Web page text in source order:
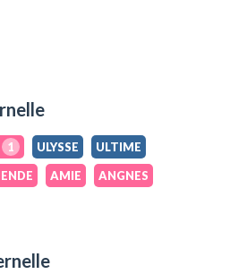
1 ULYSSE
ULTIME
AMIE
ANGNES